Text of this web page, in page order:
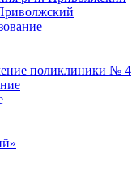
поликлиники № 4